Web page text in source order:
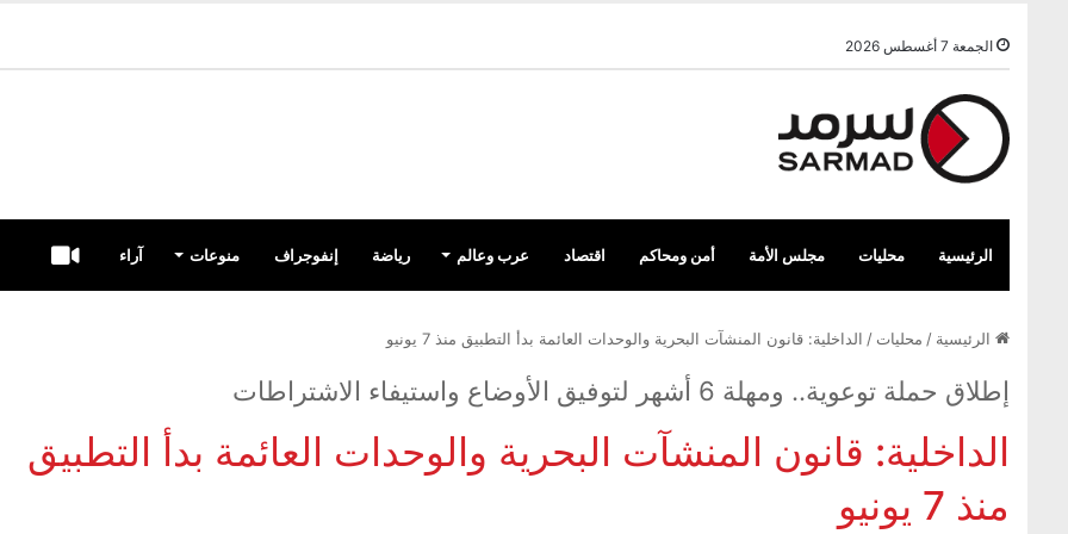
الجمعة 7 أغسطس 2026
الرئيسية محليات مجلس الأمة أمن ومحاكم اقتصاد عرب وعالم رياضة إنفوجراف منوعات آراء
الرئيسية / محليات / الداخلية: قانون المنشآت البحرية والوحدات العائمة بدأ التطبيق منذ 7 يونيو
الداخلية: قانون المنشآت البحرية والوحدات العائمة بدأ التطبيق
منذ 7 يونيو
إطلاق حملة توعوية.. ومهلة 6 أشهر لتوفيق الأوضاع واستيفاء الاشتراطات